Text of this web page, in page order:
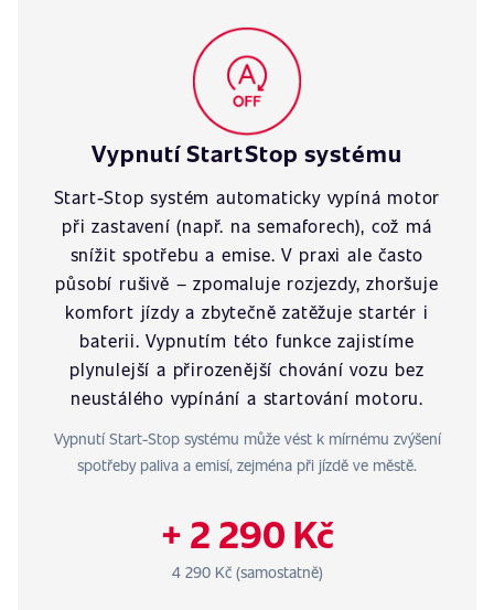
Vypnutí StartStop systému
Start-Stop systém automaticky vypíná motor
při zastavení (např. na semaforech), což má
snížit spotřebu a emise. V praxi ale často
působí rušivě – zpomaluje rozjezdy, zhoršuje
komfort jízdy a zbytečně zatěžuje startér i
baterii. Vypnutím této funkce zajistíme
plynulejší a přirozenější chování vozu bez
neustálého vypínání a startování motoru.
Vypnutí Start-Stop systému může vést k mírnému zvýšení
spotřeby paliva a emisí, zejména při jízdě ve městě.
+ 2 290 Kč
4 290 Kč (samostatně)